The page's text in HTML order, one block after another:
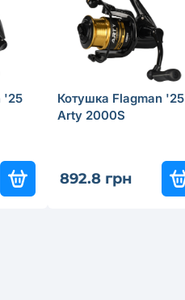
'25
Котушка Flagman '25
Arty 2000S
892.8 грн